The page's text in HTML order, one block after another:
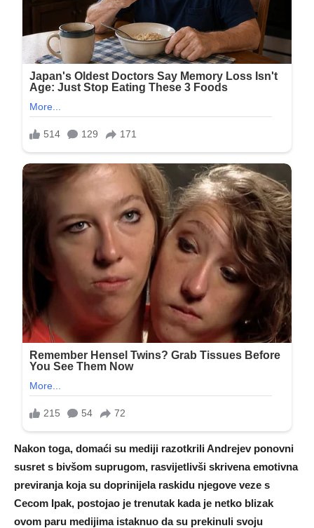
Nakon toga, domaći su mediji razotkrili Andrejev ponovni
susret s bivšom suprugom, rasvijetlivši skrivena emotivna
previranja koja su doprinijela raskidu njegove veze s
Cecom Ipak, postojao je trenutak kada je netko blizak
ovom paru medijima istaknuo da su prekinuli svoju